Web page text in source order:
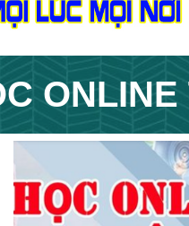
ONLINE